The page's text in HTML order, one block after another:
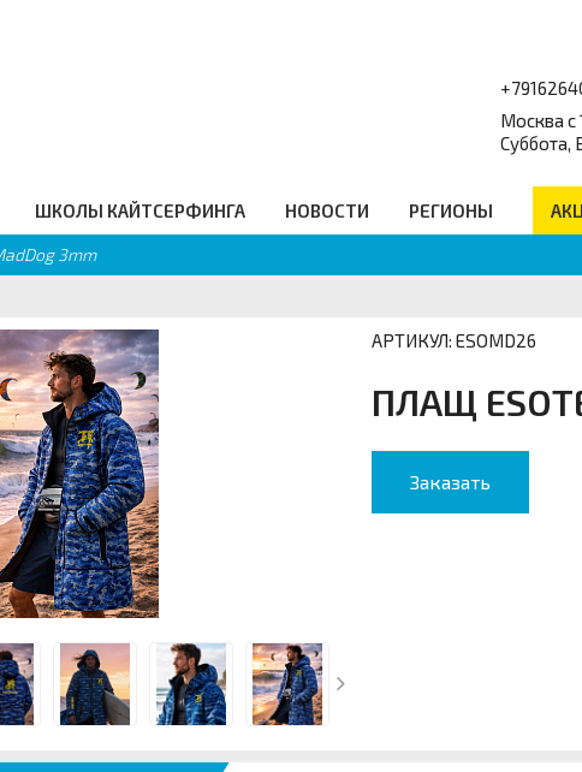
Москва с
Суббота,
Балансборды
Гидро Аксессуары
ШКОЛЫ КАЙТСЕРФИНГА НОВОСТИ РЕГИОНЫ
3mm
АРТИКУЛ: ESOMD26
ПЛАЩ
Заказать